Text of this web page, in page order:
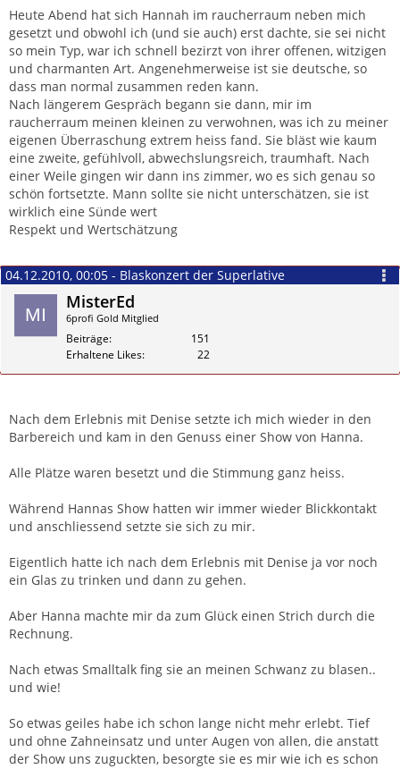
Heute Abend hat sich Hannah im raucherraum neben mich
gesetzt und obwohl ich (und sie auch) erst dachte, sie sei nicht
so mein Typ, war ich schnell bezirzt von ihrer offenen, witzigen
und charmanten Art. Angenehmerweise ist sie deutsche, so
dass man normal zusammen reden kann.
Nach längerem Gespräch begann sie dann, mir im
raucherraum meinen kleinen zu verwohnen, was ich zu meiner
eigenen Überraschung extrem heiss fand. Sie bläst wie kaum
eine zweite, gefühlvoll, abwechslungsreich, traumhaft. Nach
einer Weile gingen wir dann ins zimmer, wo es sich genau so
schön fortsetzte. Mann sollte sie nicht unterschätzen, sie ist
wirklich eine Sünde wert
Respekt und Wertschätzung
Zitieren
04.12.2010, 00:05 - Blaskonzert der Superlative
MisterEd
6profi Gold Mitglied
Beiträge
151
Erhaltene Likes
22
Nach dem Erlebnis mit Denise setzte ich mich wieder in den
Barbereich und kam in den Genuss einer Show von Hanna.
Alle Plätze waren besetzt und die Stimmung ganz heiss.
Während Hannas Show hatten wir immer wieder Blickkontakt
und anschliessend setzte sie sich zu mir.
Eigentlich hatte ich nach dem Erlebnis mit Denise ja vor noch
ein Glas zu trinken und dann zu gehen.
Aber Hanna machte mir da zum Glück einen Strich durch die
Rechnung.
Nach etwas Smalltalk fing sie an meinen Schwanz zu blasen..
und wie!
So etwas geiles habe ich schon lange nicht mehr erlebt. Tief
und ohne Zahneinsatz und unter Augen von allen, die anstatt
der Show uns zuguckten, besorgte sie es mir wie ich es schon
Zitieren